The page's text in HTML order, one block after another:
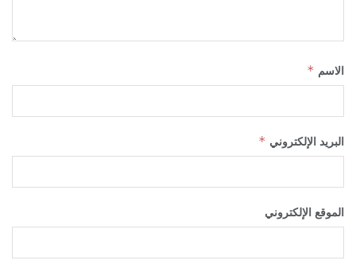
الاسم *
البريد الإلكتروني *
الموقع الإلكتروني